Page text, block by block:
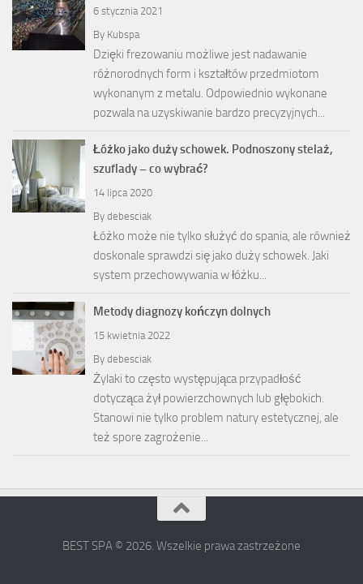
6 stycznia 2021
By Kubspa
Dzięki frezowaniu możliwe jest nadawanie
różnorodnych form i kształtów przedmiotom
wykonanym z metalu. Odpowiednio wykonane
pozwala na uzyskiwanie bardzo precyzyjnych...
Łóżko jako duży schowek. Podnoszony stelaż,
szuflady – co wybrać?
14 lipca 2020
By debesciak
Łóżko może nie tylko służyć do spania, ale również
doskonale sprawdzi się jako duży schowek. Jaki
system przechowywania w łóżku...
Metody diagnozy kończyn dolnych
15 kwietnia 2022
By debesciak
Żylaki to często występująca przypadłość
dotycząca żył powierzchownych lub głębokich.
Stanowi nie tylko problem natury estetycznej, ale
też spore zagrożenie...
BEST SPA © 2026. Wszelkie prawa zastrzeżone